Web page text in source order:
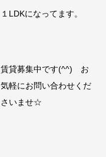
１LDKになってます。
賃貸募集中です(^^) お
気軽にお問い合わせくだ
さいませ☆